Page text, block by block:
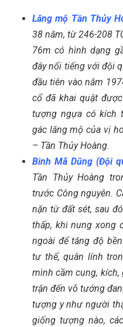
Lăng mộ Tần Thủy
38 năm, từ 246-208
76m có hình dạng
đây nổi tiếng với đội
đầu tiên vào năm
cổ đã khai quật
tượng ngựa có kích
gác lăng mộ của vị
– Tần Thủy Hoàng.
Binh Mã Dũng (Đội
Tần Thủy Hoàng
trước Công nguyên.
nặn từ đất sét, sau
thấp, khi nung xong
ngoài để tăng độ
tư thế, quân lính
mình cầm cung, kích,
trận đến võ tướng
tượng y như người
giống tượng nào,